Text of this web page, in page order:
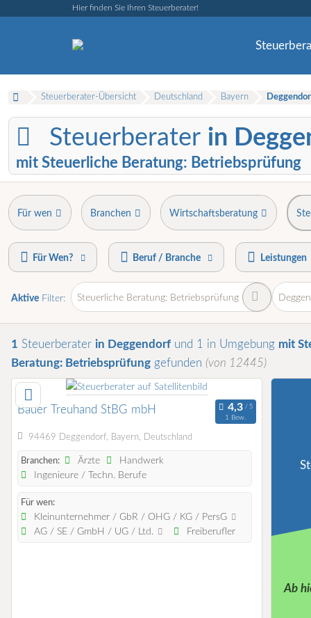
Hier finden Sie Ihren Steuerberater!
Steuerberater-Übersicht Deutschland Bayern
Steuerberater in
mit Steuerliche Beratung: Betriebsprüfung
Für wen Branchen Wirtschaftsberatung
Für Wen? Beruf / Branche Leistungen
Aktive Filter: Steuerliche Beratung: Betriebsprüfung
1 Steuerberater in Deggendorf und 1 in Umgebung mit
Beratung: Betriebsprüfung gefunden (von 12445)
Bauer Treuhand StBG mbH
1 Bew.
94469 Deggendorf, Bayern, Deutschland
Branchen: Ärzte
Handwerk
Ingenieure / Techn. Berufe
Für wen:
Kleinunternehmer / GbR / OHG / KG / PersG
AG / SE / GmbH / UG / Ltd.
Freiberufler
Ab